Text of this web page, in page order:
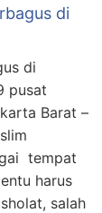
di
di
pusat
Barat –
tempat
harus
salah